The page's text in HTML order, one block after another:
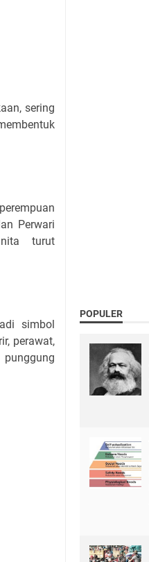
sering
Perwari
turut
simbol
perawat,
POPULER